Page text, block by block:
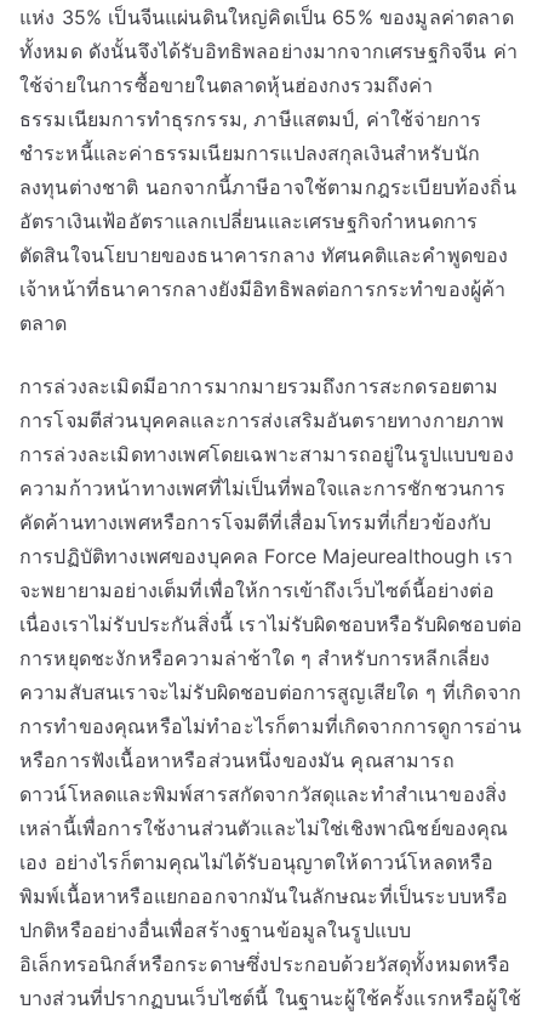
แห่ง 35% เป็นจีนแผ่นดินใหญ่คิดเป็น 65% ของมูลค่าตลาด
ทั้งหมด ดังนั้นจึงได้รับอิทธิพลอย่างมากจากเศรษฐกิจจีน ค่า
ใช้จ่ายในการซื้อขายในตลาดหุ้นฮ่องกงรวมถึงค่า
ธรรมเนียมการทำธุรกรรม, ภาษีแสตมป์, ค่าใช้จ่ายการ
ชำระหนี้และค่าธรรมเนียมการแปลงสกุลเงินสำหรับนัก
ลงทุนต่างชาติ นอกจากนี้ภาษีอาจใช้ตามกฎระเบียบท้องถิ่น
อัตราเงินเฟ้ออัตราแลกเปลี่ยนและเศรษฐกิจกำหนดการ
ตัดสินใจนโยบายของธนาคารกลาง ทัศนคติและคำพูดของ
เจ้าหน้าที่ธนาคารกลางยังมีอิทธิพลต่อการกระทำของผู้ค้า
ตลาด
การล่วงละเมิดมีอาการมากมายรวมถึงการสะกดรอยตาม
การโจมตีส่วนบุคคลและการส่งเสริมอันตรายทางกายภาพ
การล่วงละเมิดทางเพศโดยเฉพาะสามารถอยู่ในรูปแบบของ
ความก้าวหน้าทางเพศที่ไม่เป็นที่พอใจและการชักชวนการ
คัดค้านทางเพศหรือการโจมตีที่เสื่อมโทรมที่เกี่ยวข้องกับ
การปฏิบัติทางเพศของบุคคล Force Majeurealthough เรา
จะพยายามอย่างเต็มที่เพื่อให้การเข้าถึงเว็บไซต์นี้อย่างต่อ
เนื่องเราไม่รับประกันสิ่งนี้ เราไม่รับผิดชอบหรือรับผิดชอบต่อ
การหยุดชะงักหรือความล่าช้าใด ๆ สำหรับการหลีกเลี่ยง
ความสับสนเราจะไม่รับผิดชอบต่อการสูญเสียใด ๆ ที่เกิดจาก
การทำของคุณหรือไม่ทำอะไรก็ตามที่เกิดจากการดูการอ่าน
หรือการฟังเนื้อหาหรือส่วนหนึ่งของมัน คุณสามารถ
ดาวน์โหลดและพิมพ์สารสกัดจากวัสดุและทำสำเนาของสิ่ง
เหล่านี้เพื่อการใช้งานส่วนตัวและไม่ใช่เชิงพาณิชย์ของคุณ
เอง อย่างไรก็ตามคุณไม่ได้รับอนุญาตให้ดาวน์โหลดหรือ
พิมพ์เนื้อหาหรือแยกออกจากมันในลักษณะที่เป็นระบบหรือ
ปกติหรืออย่างอื่นเพื่อสร้างฐานข้อมูลในรูปแบบ
อิเล็กทรอนิกส์หรือกระดาษซึ่งประกอบด้วยวัสดุทั้งหมดหรือ
บางส่วนที่ปรากฏบนเว็บไซต์นี้ ในฐานะผู้ใช้ครั้งแรกหรือผู้ใช้